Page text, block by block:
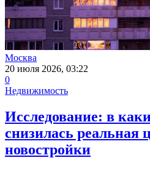
Москва
20 июля 2026, 03:22
0
Недвижимость
Исследование: в
снизилась реальная
новостройки